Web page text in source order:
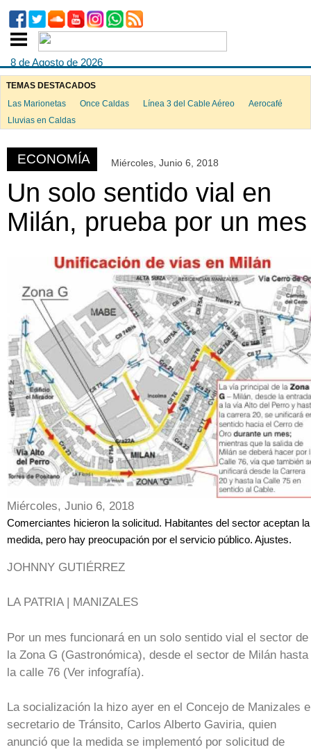
8 de Agosto de 2026
TEMAS DESTACADOS
Las Marionetas
Once Caldas Línea 3 del Cable Aéreo
Aerocafé
Lluvias en Caldas
ECONOMÍA Miércoles, Junio 6, 2018
Un solo sentido vial en
Milán, prueba por un mes
Miércoles, Junio 6, 2018
Comerciantes hicieron la solicitud. Habitantes del sector aceptan la
medida, pero hay preocupación por el servicio público. Ajustes.
JOHNNY GUTIÉRREZ
LA PATRIA | MANIZALES
Por un mes funcionará en un solo sentido vial el sector de
la Zona G (Gastronómica), desde el sector de Milán hasta
la calle 76 (Ver infografía).
La socialización la hizo ayer en el Concejo de Manizales
secretario de Tránsito, Carlos Alberto Gaviria, quien
anunció que la medida se implementó por solicitud de